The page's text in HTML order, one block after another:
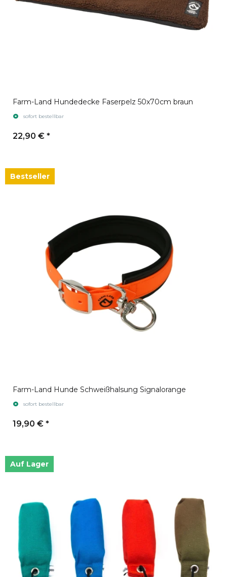
Farm-Land Hundedecke Faserpelz 50x70cm braun
sofort bestellbar
22,90 € *
Bestseller
Farm-Land Hunde Schweißhalsung Signalorange
sofort bestellbar
19,90 € *
Auf Lager